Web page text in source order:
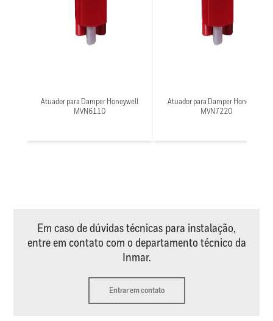
Atuador para Damper Honeywell
MVN6110
Atuador para Damper Honeywell
MVN7220
Em caso de dúvidas técnicas para instalação,
entre em contato com o departamento técnico da
Inmar.
Entrar em contato